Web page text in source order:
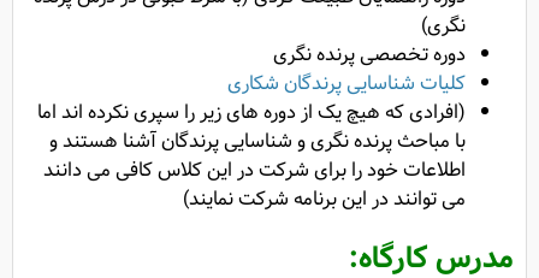
نگری)
دوره تخصصی پرنده نگری
کلیات شناسایی پرندگان شکاری
(افرادی که هیچ یک از دوره های زیر را سپری نکرده اند اما
با مباحث پرنده نگری و شناسایی پرندگان آشنا هستند و
اطلاعات خود را برای شرکت در این کلاس کافی می دانند
می توانند در این برنامه شرکت نمایند)
مدرس کارگاه: